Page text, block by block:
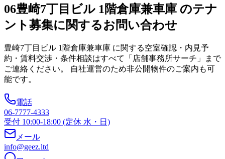
06豊崎7丁目ビル 1階倉庫兼車庫 のテナ
ント募集に関するお問い合わせ
豊崎7丁目ビル 1階倉庫兼車庫 に関する空室確認・内見予
約・賃料交渉・条件相談はすべて「店舗事務所サーチ」まで
ご連絡ください。 自社運営のため非公開物件のご案内も可
能です。
電話
06-7777-4333
受付 10:00-18:00 (定休 水・日)
メール
info@geez.ltd